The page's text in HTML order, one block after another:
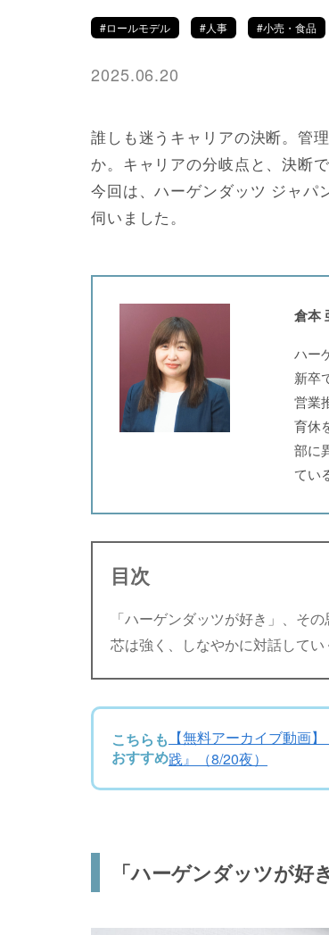
#ロールモデル #人事 #小売・食品
2025.06.20
誰しも迷うキャリアの決断。管
か。キャリアの分岐点と、決断
今回は、ハーゲンダッツ ジャパ
伺いました。
倉本
ハー
新卒
営業
育休
部に
てい
目次
「ハーゲンダッツが好き」、そ
芯は強く、しなやかに対話して
こちらも
おすすめ
【無料アーカイブ動画
践』（8/20夜）
「ハーゲンダッツが